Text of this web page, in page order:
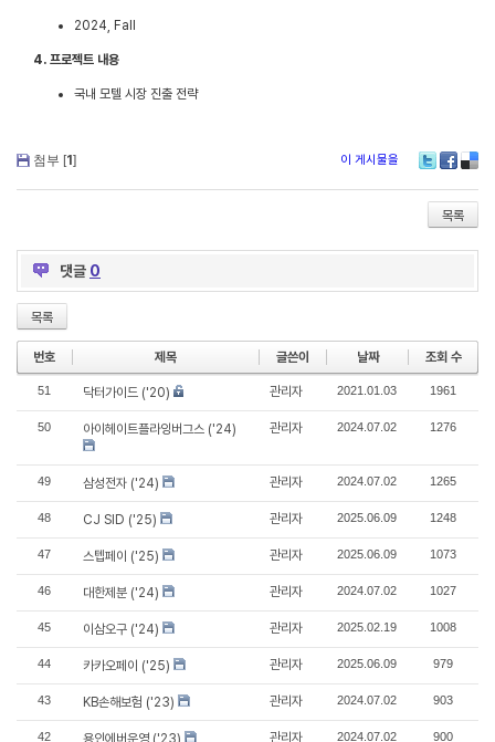
2024, Fall
4. 프로젝트 내용
국내 모텔 시장 진출 전략
첨부 [1 ] 이 게시물을
목록
댓글 0
목록
번호 제목 글쓴이 날짜 조회 수
51 닥터가이드 ('20) 관리자 2021.01.03 1961
50 아이헤이트플라잉버그스 ('24) 관리자 2024.07.02 1276
49 삼성전자 ('24) 관리자 2024.07.02 1265
48 CJ SID ('25) 관리자 2025.06.09 1248
47 스텝페이 ('25) 관리자 2025.06.09 1073
46 대한제분 ('24) 관리자 2024.07.02 1027
45 이삼오구 ('24) 관리자 2025.02.19 1008
44 카카오페이 ('25) 관리자 2025.06.09 979
43 KB손해보험 ('23) 관리자 2024.07.02 903
42 용인에버운영 ('23) 관리자 2024.07.02 900